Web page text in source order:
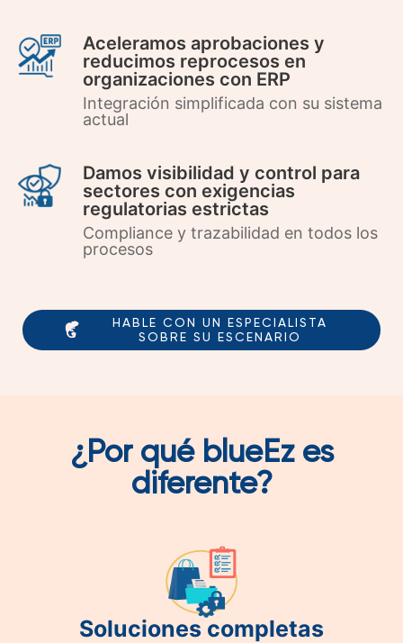
Aceleramos aprobaciones y
reducimos reprocesos en
organizaciones con ERP
Integración simplificada con su sistema
actual
Damos visibilidad y control para
sectores con exigencias
regulatorias estrictas
Compliance y trazabilidad en todos los
procesos
HABLE CON UN ESPECIALISTA
SOBRE SU ESCENARIO
¿Por qué blueEz es
diferente?
Soluciones completas